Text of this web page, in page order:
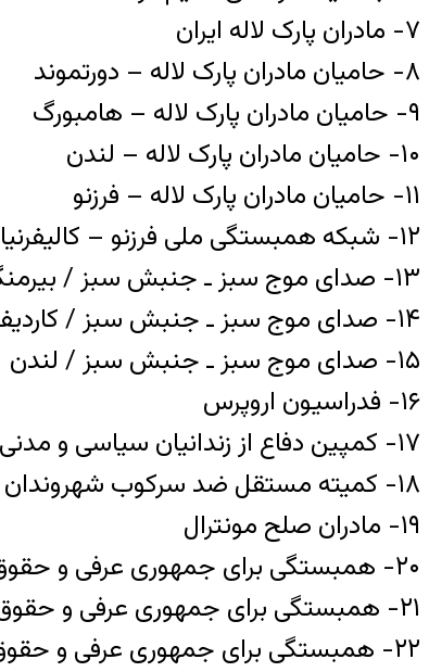
۷- مادران پارک لاله ایران
۸- حامیان مادران پارک لاله – دورتموند
۹- حامیان مادران پارک لاله – هامبورگ
۱۰- حامیان مادران پارک لاله – لندن
۱۱- حامیان مادران پارک لاله – فرزنو
۱۲- شبکه همبستگی ملی فرزنو – کالیفرنیا
۱۳- صدای موج سبز ـ جنبش سبز / بیرمنگام
۱۴- صدای موج سبز ـ جنبش سبز / کاردیف
۱۵- صدای موج سبز ـ جنبش سبز / لندن
۱۶- فدراسیون اروپرس
۱۷- کمپین دفاع از زندانیان سیاسی و مدنی
۱۸- کمیته مستقل ضد سرکوب شهروندان ایرانی – پاریس
۱۹- مادران صلح مونترال
۲۰- همبستگی برای جمهوری عرفی و حقوق بشر در ایران – مونترال
۲۱- همبستگی برای جمهوری عرفی و حقوق بشر در ایران – نیویورک
۲۲- همبستگی برای جمهوری عرفی و حقوق بشر در ایران – لوس آنجلس